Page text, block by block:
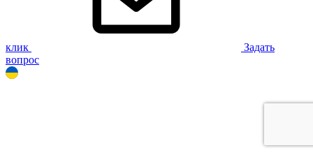
клик
Задать
вопрос